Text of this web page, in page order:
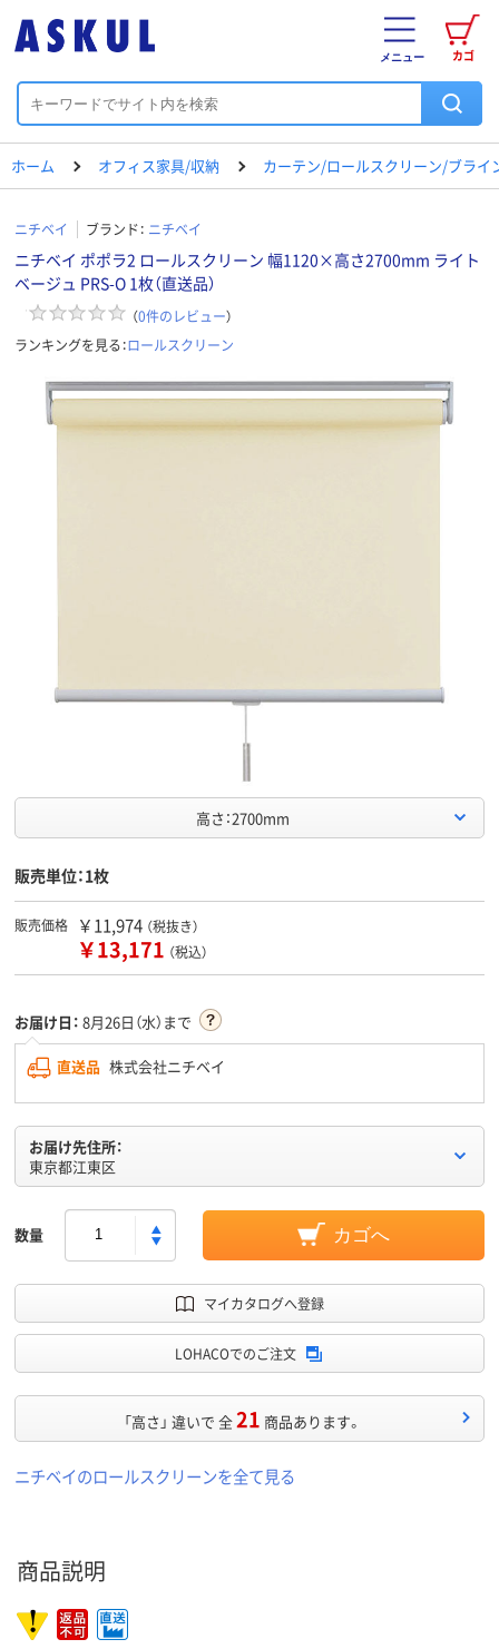
カゴ
メニュー
ホーム オフィス家具/収納 カーテン/ロールスクリーン/ブライ
ニチベイ ブランド： ニチベイ
ニチベイ ポポラ2 ロールスクリーン 幅1120×高さ2700mm ライト
ベージュ PRS-O 1枚（直送品）
（0件のレビュー）
ランキングを見る：ロールスクリーン
高さ：2700mm
販売単位：1枚
販売価格 ￥11,974 （税抜き）
￥13,171 （税込）
お届け日： 8月26日（水）まで
直送品 株式会社ニチベイ
お届け先住所：
東京都江東区
数量 カゴへ
マイカタログへ登録
LOHACOでのご注文
「高さ」 違いで 全21 商品あります。
ニチベイのロールスクリーンを全て見る
商品説明